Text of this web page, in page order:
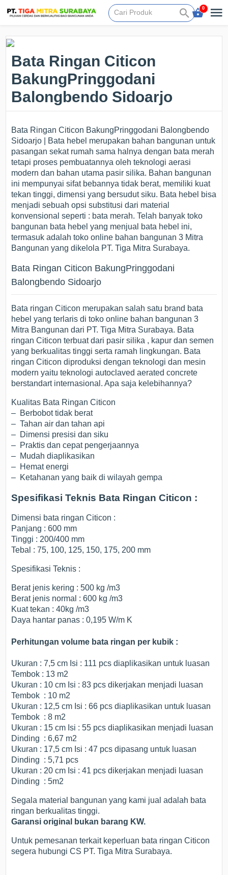
0
Bata Ringan Citicon
BakungPringgodani
Balongbendo Sidoarjo
Bata Ringan Citicon BakungPringgodani Balongbendo
Sidoarjo | Bata hebel merupakan bahan bangunan untuk
pasangan sekat rumah sama halnya dengan bata merah
tetapi proses pembuatannya oleh teknologi aerasi
modern dan bahan utama pasir silika. Bahan bangunan
ini mempunyai sifat bebannya tidak berat, memiliki kuat
tekan tinggi, dimensi yang bersudut siku. Bata hebel bisa
menjadi sebuah opsi substitusi dari material
konvensional seperti : bata merah. Telah banyak toko
bangunan bata hebel yang menjual bata hebel ini,
termasuk adalah toko online bahan bangunan 3 Mitra
Bangunan yang dikelola PT. Tiga Mitra Surabaya.
Bata Ringan Citicon BakungPringgodani
Balongbendo Sidoarjo
Bata ringan Citicon merupakan salah satu brand bata
hebel yang terlaris di toko online bahan bangunan 3
Mitra Bangunan dari PT. Tiga Mitra Surabaya. Bata
ringan Citicon terbuat dari pasir silika , kapur dan semen
yang berkualitas tinggi serta ramah lingkungan. Bata
ringan Citicon diproduksi dengan teknologi dan mesin
modern yaitu teknologi autoclaved aerated concrete
berstandart internasional. Apa saja kelebihannya?
Kualitas Bata Ringan Citicon
– Berbobot tidak berat
– Tahan air dan tahan api
– Dimensi presisi dan siku
– Praktis dan cepat pengerjaannya
– Mudah diaplikasikan
– Hemat energi
– Ketahanan yang baik di wilayah gempa
Spesifikasi Teknis Bata Ringan Citicon :
Dimensi bata ringan Citicon :
Panjang : 600 mm
Tinggi : 200/400 mm
Tebal : 75, 100, 125, 150, 175, 200 mm
Spesifikasi Teknis :
Berat jenis kering : 500 kg /m3
Berat jenis normal : 600 kg /m3
Kuat tekan : 40kg /m3
Daya hantar panas : 0,195 W/m K
Perhitungan volume bata ringan per kubik :
Ukuran : 7,5 cm Isi : 111 pcs diaplikasikan untuk luasan
Tembok : 13 m2
Ukuran : 10 cm Isi : 83 pcs dikerjakan menjadi luasan
Tembok : 10 m2
Ukuran : 12,5 cm Isi : 66 pcs diaplikasikan untuk luasan
Tembok : 8 m2
Ukuran : 15 cm Isi : 55 pcs diaplikasikan menjadi luasan
Dinding : 6,67 m2
Ukuran : 17,5 cm Isi : 47 pcs dipasang untuk luasan
Dinding : 5,71 pcs
Ukuran : 20 cm Isi : 41 pcs dikerjakan menjadi luasan
Dinding : 5m2
Segala material bangunan yang kami jual adalah bata
ringan berkualitas tinggi.
Garansi original bukan barang KW.
Untuk pemesanan terkait keperluan bata ringan Citicon
segera hubungi CS PT. Tiga Mitra Surabaya.